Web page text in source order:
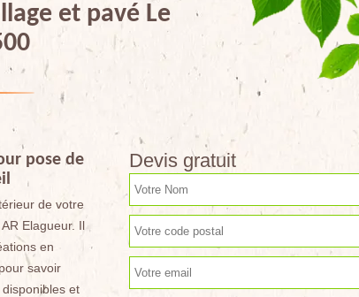
et pavé Le
pose de
de votre
Elagueur. Il
en
savoir
et
Devis gratuit